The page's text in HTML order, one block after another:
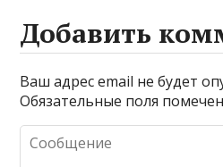
Добавить
Ваш адрес email не будет
Обязательные поля